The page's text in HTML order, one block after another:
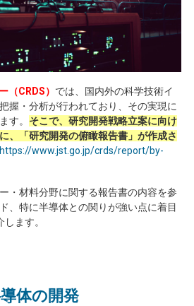
（CRDS） では、国内外の科学技術イ
握・分析が行われており、その実現に
す。 そこで、研究開発戦略立案に向け
、「研究開発の俯瞰報告書」が作成さ
https://www.jst.go.jp/crds/report/by-
・材料分野に関する報告書の内容を参
、特に半導体との関りが強い点に着目
ます。
体の開発